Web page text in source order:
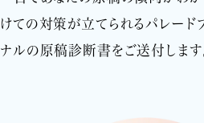
けての対策が立てられるパレード
ナルの原稿診断書をご送付します